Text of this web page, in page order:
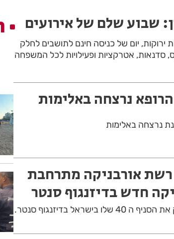
שבוע שלם של אירועים
ירוקות, יום של כניסה חינם לתושבים לחלק
סדנאות, אטרקציות ופעילויות לכל המשפחה
נרצחה באלימות
נרצחה באלימות
₪: רשת אורבניקה מתרחבת
חדש בדיזנגוף סנטר
בדיזנגוף סנטר.